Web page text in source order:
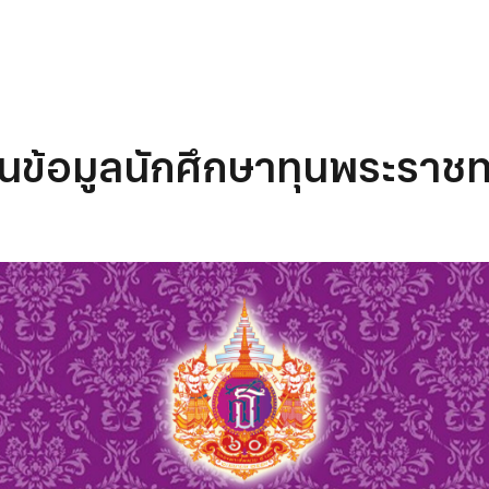
ข้อมูลนักศึกษาทุนพระราช